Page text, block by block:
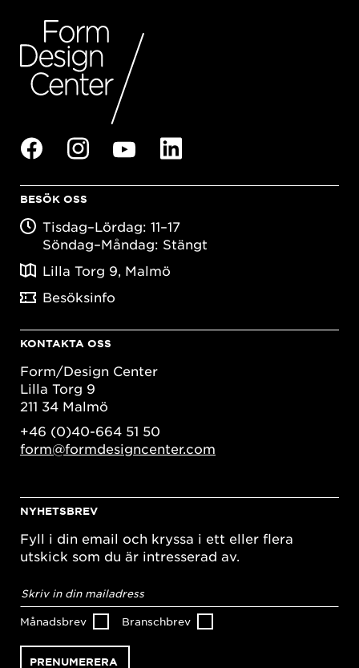
BESÖK OSS
Tisdag–Lördag: 11–17
Söndag–Måndag: Stängt
Lilla Torg 9, Malmö
Besöksinfo
KONTAKTA OSS
Form/Design Center
Lilla Torg 9
211 34 Malmö
+46 (0)40-664 51 50
form@formdesigncenter.com
NYHETSBREV
Fyll i din email och kryssa i ett eller flera
utskick som du är intresserad av.
postadress*
Månadsbrev Branschbrev